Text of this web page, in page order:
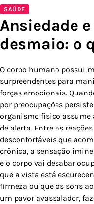
SAÚDE
Ansiedade
desmaio: o
O corpo humano possui
surpreendentes para
forças emocionais.
por preocupações
organismo físico assume
de alerta. Entre as
desconfortáveis que
crônica, a sensação
e o corpo vai desabar
que a vista está
firmeza ou que os sons
um pavor avassalador,